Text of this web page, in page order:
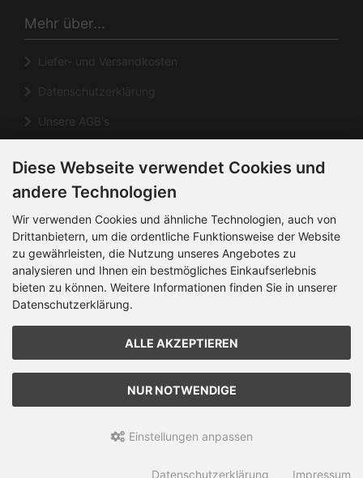
Mehr über...
Liefer- und Versandkosten
Datenschutzerklärung
Unsere AGB's
Informationen
Kontakt
Sitemap
Über uns
Zahlungsmethoden
Die Box kann unter bootstrap4/boxes/box_miscellaneous.html
verändert werden. Die Sprachvariablen befinden sich in der Datei
Diese Webseite verwendet Cookies und
andere Technologien
Wir verwenden Cookies und ähnliche Technologien, auch von
Drittanbietern, um die ordentliche Funktionsweise der Website
zu gewährleisten, die Nutzung unseres Angebotes zu
analysieren und Ihnen ein bestmögliches Einkaufserlebnis
bieten zu können. Weitere Informationen finden Sie in unserer
Datenschutzerklärung.
ALLE AKZEPTIEREN
NUR NOTWENDIGE
Einstellungen anpassen
Datenschutzerklärung Impressum